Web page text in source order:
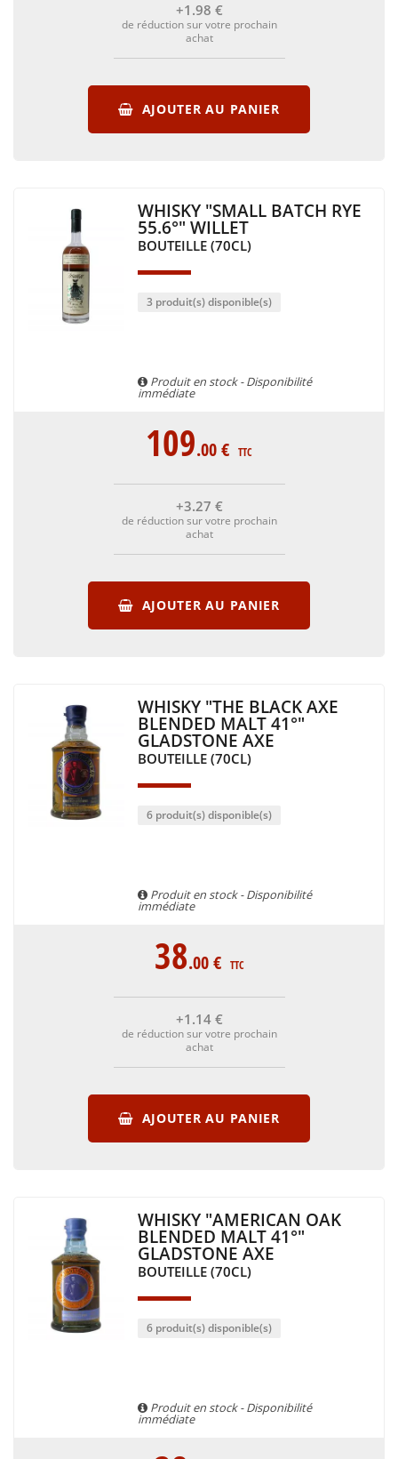
+1 .98 €
de réduction sur votre prochain
achat
AJOUTER AU PANIER
WHISKY "SMALL BATCH RYE
55.6°" WILLET
BOUTEILLE (70CL)
3 produit(s) disponible(s)
Produit en stock - Disponibilité
immédiate
109.00€ TTC
+3.27 €
de réduction sur votre prochain
achat
AJOUTER AU PANIER
WHISKY "THE BLACK AXE
BLENDED MALT 41°"
GLADSTONE AXE
BOUTEILLE (70CL)
6 produit(s) disponible(s)
Produit en stock - Disponibilité
immédiate
38.00€ TTC
+1 .14 €
de réduction sur votre prochain
achat
AJOUTER AU PANIER
WHISKY "AMERICAN OAK
BLENDED MALT 41°"
GLADSTONE AXE
BOUTEILLE (70CL)
6 produit(s) disponible(s)
Produit en stock - Disponibilité
immédiate